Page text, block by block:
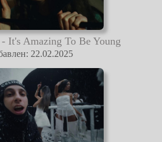
It's Amazing To Be Young
22.02.2025